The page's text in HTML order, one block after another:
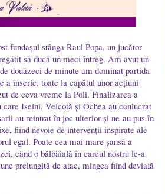
fundașul stânga Raul Popa, un jucător
să ducă un meci întreg. Am avut un
douăzeci de minute am dominat partida
a înscrie, toate la capătul unor acțiuni
de ceva vreme la Poli. Finalizarea a
Iseini, Velcotă și Ochea au conlucrat
au reintrat în joc ulterior și ne-au pus în
fiind nevoie de intervenții inspirate ale
egal. Poate cea mai mare șansă a
când o bălbâială în careul nostru le-a
prelungită de atac, mingea fiind deviată